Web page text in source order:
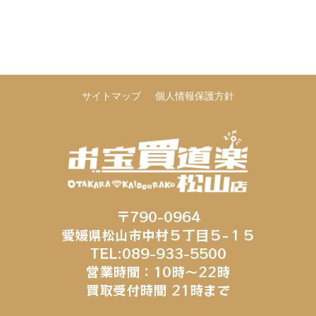
サイトマップ 個人情報保護方針
〒790-0964
愛媛県松山市中村５丁目５−１５
TEL:089-933-5500
営業時間：10時～22時
買取受付時間 21時まで